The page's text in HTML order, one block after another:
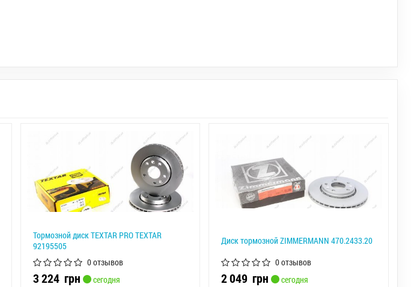
Тормозной диск TEXTAR PRO TEXTAR
92195505
0 отзывов
3 224 грн
сегодня
Диск тормозной ZIMMERMANN 470.2433.20
0 отзывов
2 049грн
сегодня